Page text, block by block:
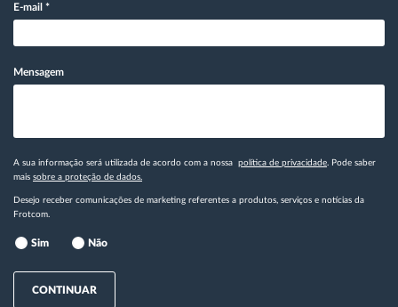
E-mail *
Mensagem
A sua informação será utilizada de acordo com a nossa política de privacidade . Pode saber
mais sobre a proteção de dados.
Desejo receber comunicações de marketing referentes a produtos, serviços e notícias da
Frotcom.
Sim Não
CONTINUAR